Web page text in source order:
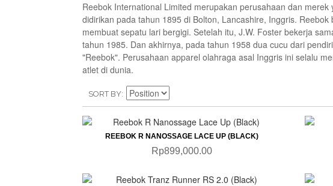
Reebok International Limited merupakan perusahaan dan
didirikan pada tahun 1895 di Bolton, Lancashire, Inggris.
membuat sepatu lari bergigi. Setelah itu, J.W. Foster bekerja
tahun 1985. Dan akhirnya, pada tahun 1958 dua cucu dari
"Reebok". Perusahaan apparel olahraga asal Inggris ini selalu
atlet di dunia.
SORT BY
QUICKVIEW
REEBOK R NANOSSAGE LACE UP (BLACK)
Rp899,000.00
QUICKVIEW